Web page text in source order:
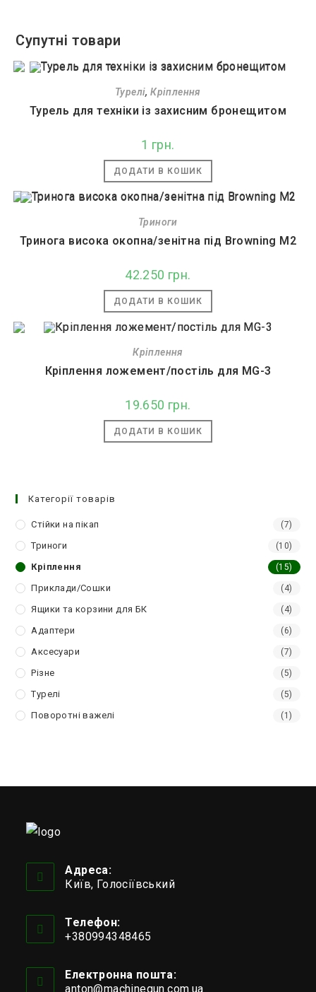
Супутні товари
Турелі,Кріплення
Турель для техніки із захисним бронещитом
1 грн.
ДОДАТИ В КОШИК
Триноги
Тринога висока окопна/зенітна під Browning M2
42.250 грн.
ДОДАТИ В КОШИК
Кріплення
Кріплення ложемент/постіль для MG-3
19.650 грн.
ДОДАТИ В КОШИК
Категорії товарів
Стійки на пікап (7)
Триноги (10)
Кріплення (15)
Приклади/Сошки (4)
Ящики та корзини для БК (4)
Адаптери (6)
Аксесуари (7)
Різне (5)
Турелі (5)
Поворотні важелі (1)
Адреса:
Київ, Голосіївський
Телефон:
+380994348465
вашому
Електронна пошта:
anton@machinegun.com.uaВідкриється